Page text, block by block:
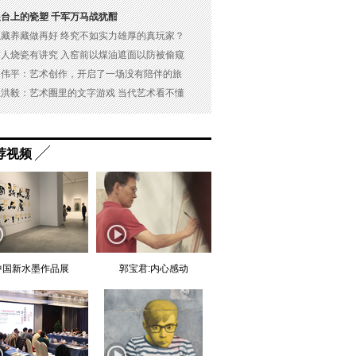
上的瓷塑 千军万马战犹酣
养藏做再好 终究不如实力雄厚的真玩家？
烧瓷有讲究 入窑前以煤油遮面以防被偷窥
平：艺术创作，开启了一场没有陪伴的旅
毅：艺术圈里的文字游戏 当代艺术看不懂
视频
国新水墨作品展 郭宝君:内心感动